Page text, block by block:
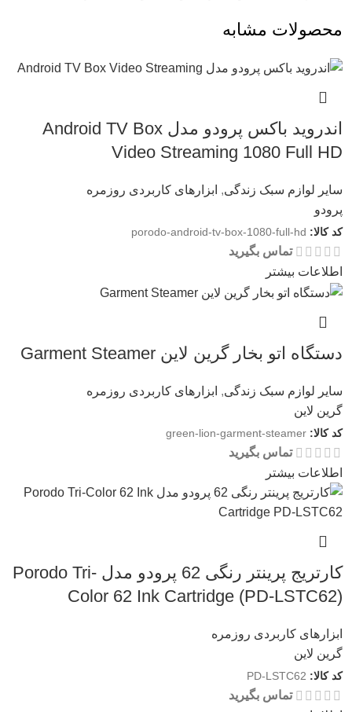
محصولات مشابه
اندروید باکس پرودو مدل Android TV Box
Video Streaming 1080 Full HD
سایر لوازم سبک زندگی, ابزارهای کاربردی روزمره
پرودو
کد کالا: porodo-android-tv-box-1080-full-hd
تماس بگیرید
اطلاعات بیشتر
دستگاه اتو بخار گرین لاین Garment Steamer
سایر لوازم سبک زندگی, ابزارهای کاربردی روزمره
گرین لاین
کد کالا: green-lion-garment-steamer
تماس بگیرید
اطلاعات بیشتر
کارتریج پرینتر رنگی 62 پرودو مدل Porodo Tri-
Color 62 Ink Cartridge (PD-LSTC62)
ابزارهای کاربردی روزمره
گرین لاین
کد کالا: PD-LSTC62
تماس بگیرید